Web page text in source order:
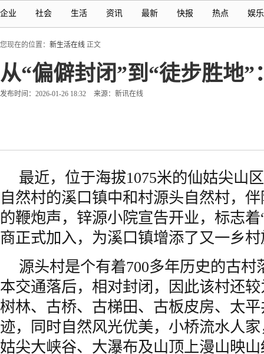
企业 社会 生活 资讯 最新 快报 热点 娱乐
您现在的位置： 新生活在线 正文
从“偏僻封闭”到“徒步胜地
发布时间：2026-01-26 18:32 来源：新讯在线
最近，位于海拔1075米的仙姑尖山
自然村的溪口镇中和村源头自然村，
的鞭炮声，锌源小院宣告开业，标志
商正式加入，为溪口镇增添了又一乡
源头村是个有着700多年历史的古村
本交通落后，相对封闭，因此该村还
树林、古桥、古梯田、古板皮房、太
迹，同时自然风光优美，小桥流水人
姑尖大峡谷、大瀑布及山顶上漫山映